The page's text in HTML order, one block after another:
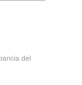
del